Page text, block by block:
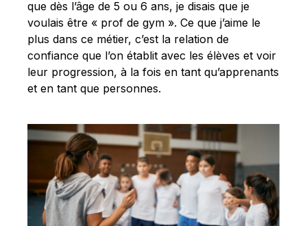
que dès l’âge de 5 ou 6 ans, je disais que je
voulais être « prof de gym ». Ce que j’aime le
plus dans ce métier, c’est la relation de
confiance que l’on établit avec les élèves et voir
leur progression, à la fois en tant qu’apprenants
et en tant que personnes.